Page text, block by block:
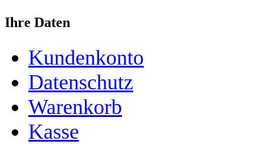
Ihre Daten
Kundenkonto
Datenschutz
Warenkorb
Kasse